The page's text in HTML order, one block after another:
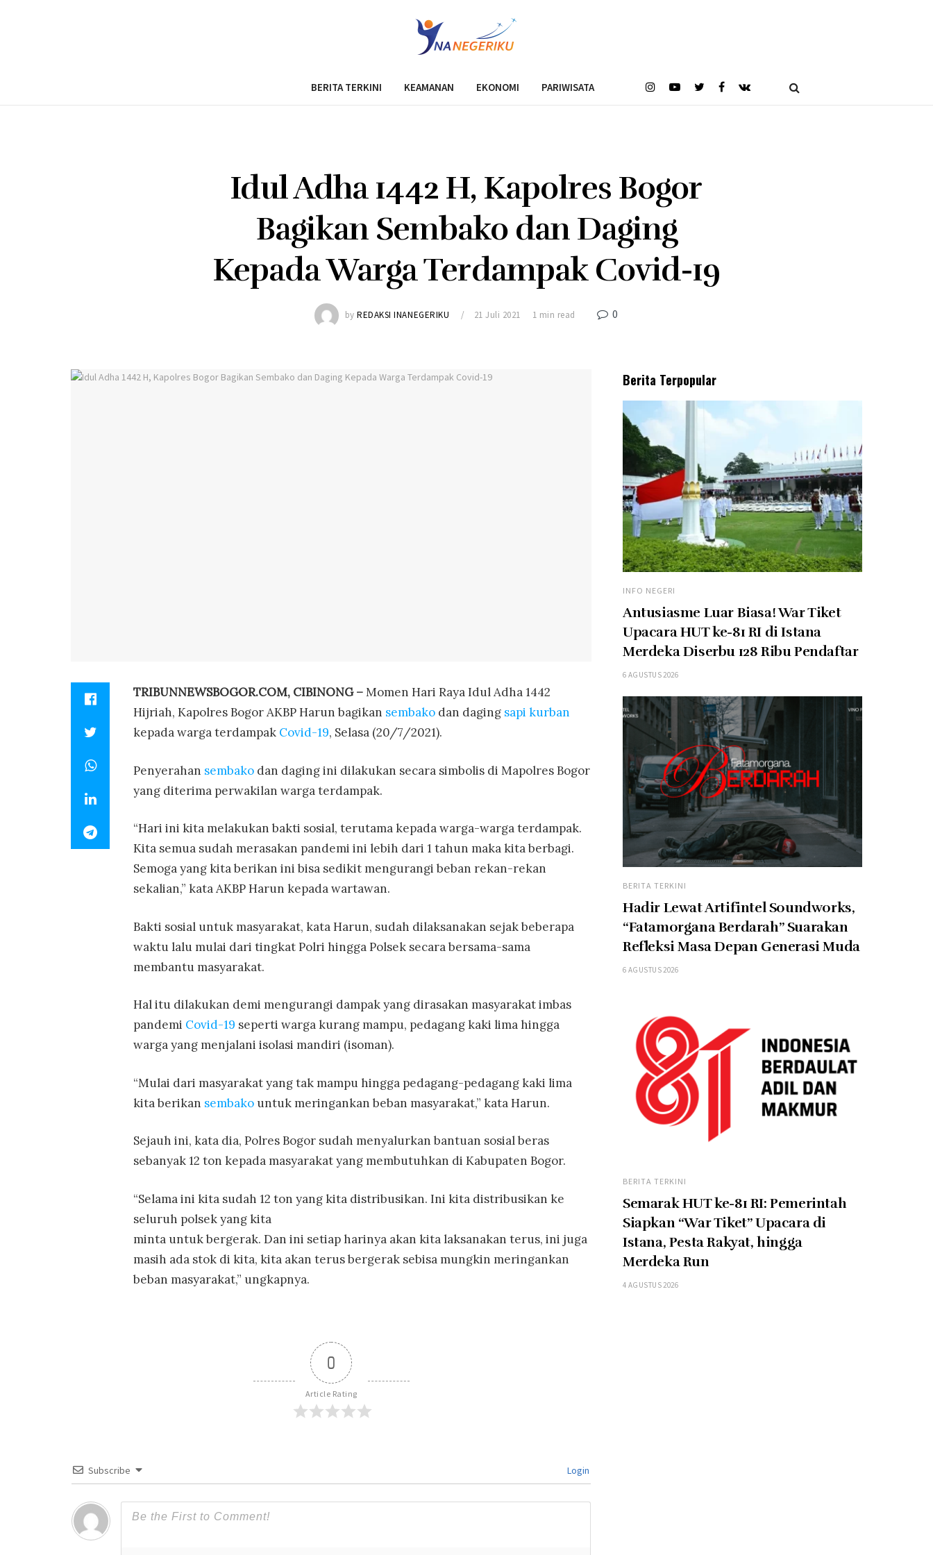
BERITA TERKINI KEAMANAN EKONOMI PARIWISATA
Idul Adha 1442 H, Kapolres Bogor
Bagikan Sembako dan Daging
Kepada Warga Terdampak Covid-19
by REDAKSI INANEGERIKU 21 Juli 2021 1 min read 0
TRIBUNNEWSBOGOR.COM, CIBINONG –Momen Hari Raya Idul Adha 1442
Hijriah, Kapolres Bogor AKBP Harun bagikan sembako dan daging sapi kurban
kepada warga terdampak Covid-19, Selasa (20/7/2021).
Penyerahan sembako dan daging ini dilakukan secara simbolis di Mapolres Bogor
yang diterima perwakilan warga terdampak.
“Hari ini kita melakukan bakti sosial, terutama kepada warga-warga terdampak.
Kita semua sudah merasakan pandemi ini lebih dari 1 tahun maka kita berbagi.
Semoga yang kita berikan ini bisa sedikit mengurangi beban rekan-rekan
sekalian,” kata AKBP Harun kepada wartawan.
Bakti sosial untuk masyarakat, kata Harun, sudah dilaksanakan sejak beberapa
waktu lalu mulai dari tingkat Polri hingga Polsek secara bersama-sama
membantu masyarakat.
Hal itu dilakukan demi mengurangi dampak yang dirasakan masyarakat imbas
pandemi Covid-19 seperti warga kurang mampu, pedagang kaki lima hingga
warga yang menjalani isolasi mandiri (isoman).
“Mulai dari masyarakat yang tak mampu hingga pedagang-pedagang kaki lima
kita berikan sembako untuk meringankan beban masyarakat,” kata Harun.
Sejauh ini, kata dia, Polres Bogor sudah menyalurkan bantuan sosial beras
sebanyak 12 ton kepada masyarakat yang membutuhkan di Kabupaten Bogor.
“Selama ini kita sudah 12 ton yang kita distribusikan. Ini kita distribusikan ke
seluruh polsek yang kita
minta untuk bergerak. Dan ini setiap harinya akan kita laksanakan terus, ini juga
masih ada stok di kita, kita akan terus bergerak sebisa mungkin meringankan
beban masyarakat,” ungkapnya.
0
Article Rating
Subscribe Login
Berita Terpopular
INFO NEGERI
Antusiasme Luar Biasa! War Tiket
Upacara HUT ke-81 RI di Istana
Merdeka Diserbu 128 Ribu Pendaftar
6 AGUSTUS 2026
BERITA TERKINI
Hadir Lewat Artifintel Soundworks,
“Fatamorgana Berdarah” Suarakan
Refleksi Masa Depan Generasi Muda
6 AGUSTUS 2026
BERITA TERKINI
Semarak HUT ke-81 RI: Pemerintah
Siapkan “War Tiket” Upacara di
Istana, Pesta Rakyat, hingga
Merdeka Run
4 AGUSTUS 2026